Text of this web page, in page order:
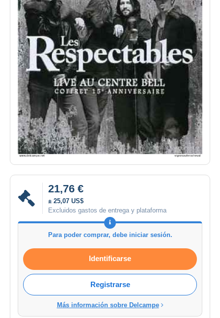
21,76 €
± 25,07 US$
Excluidos gastos de entrega y plataforma
Para poder comprar, debe iniciar sesión.
Identificarse
Registrarse
Más información sobre Delcampe